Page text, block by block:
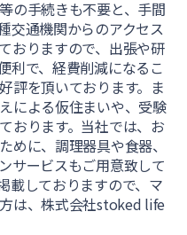
の手続きも不要と、手間
交通機関からのアクセス
おりますので、出張や研
利で、経費削減になるこ
評を頂いております。ま
による仮住まいや、受験
おります。当社では、お
めに、調理器具や食器、
サービスもご用意致して
載しておりますので、マ
は、株式会社stoked life